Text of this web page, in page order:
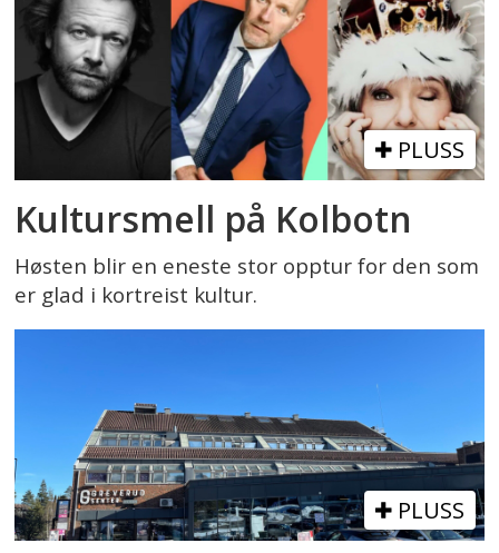
PLUSS
Kultursmell på Kolbotn
Høsten blir en eneste stor opptur for den som
er glad i kortreist kultur.
PLUSS